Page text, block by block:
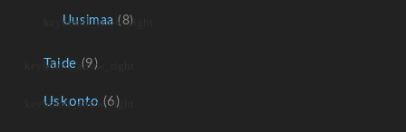
Uusimaa (8)
Taide (9)
Uskonto (6)